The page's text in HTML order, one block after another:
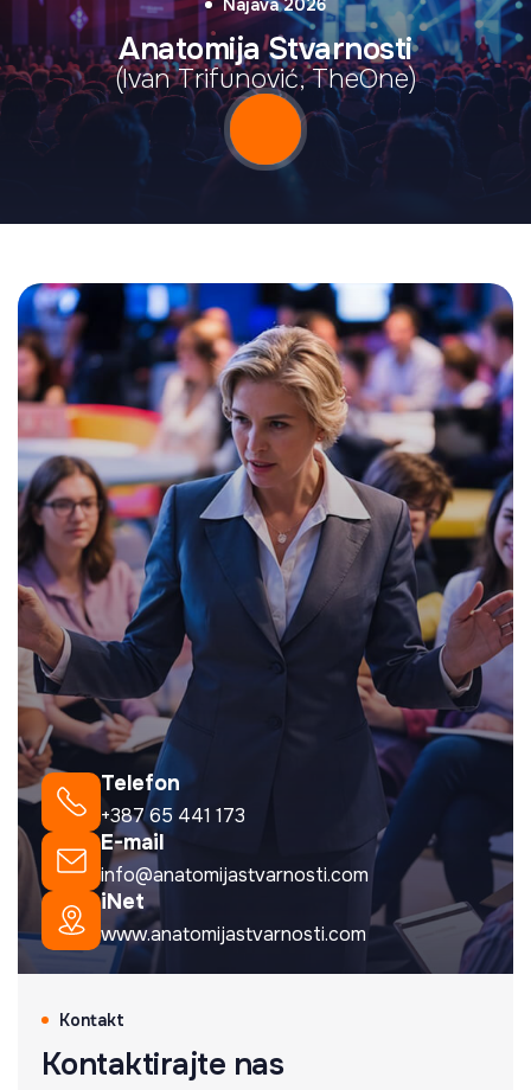
Anatomija Stvarnosti
(Ivan Trifunović, TheOne)
Telefon
+387 65 441 173
E-mail
info@anatomijastvarnosti.com
iNet
www.anatomijastvarnosti.com
Kontakt
Kontaktirajte nas